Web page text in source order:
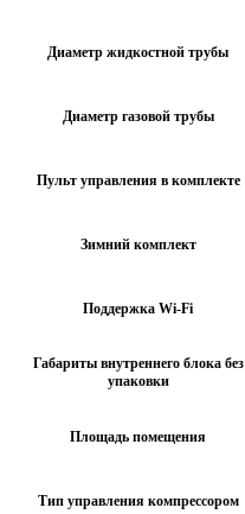
Диаметр жидкостной трубы
Диаметр газовой трубы
Пульт управления в комплекте
Зимний комплект
Поддержка Wi-Fi
Габариты внутреннего блока без
упаковки
Площадь помещения
Тип управления компрессором